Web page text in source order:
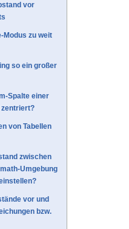
vor
Modus zu weit
so ein großer
Spalte einer
zentriert?
von Tabellen
zwischen
Umgebung
vor und
bzw.